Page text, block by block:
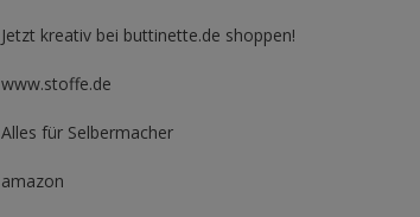
Jetzt kreativ bei buttinette.de shoppen!
www.stoffe.de
Alles für Selbermacher
amazon